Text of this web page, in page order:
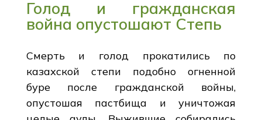
Голод и гражданская
война опустошают Степь
Смерть и голод прокатились по
казахской степи подобно огненной
буре после гражданской войны,
опустошая пастбища и уничтожая